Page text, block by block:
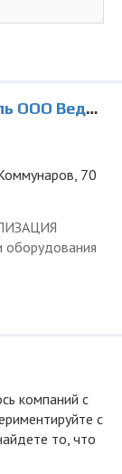
Компания
70
компаний с
с
то, что